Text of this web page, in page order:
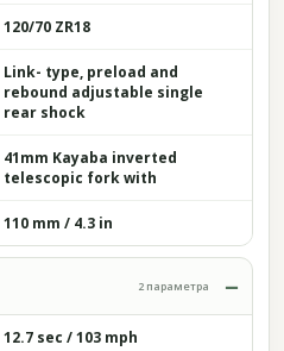
120/70 ZR18
Link- type, preload and
rebound adjustable single
rear shock
41mm Kayaba inverted
telescopic fork with
110 mm / 4.3 in
2 параметра
12.7 sec / 103 mph